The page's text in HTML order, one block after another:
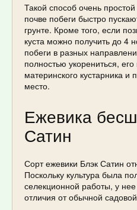
Такой способ очень
почве побеги быстро
грунте. Кроме того, если
куста можно получить до 4
побеги в разных
полностью укорениться,
материнского кустарника и
место.
Ежевика
Сатин
Сорт ежевики Блэк Сатин
Поскольку культура была
селекционной работы, у
отличия от обычной